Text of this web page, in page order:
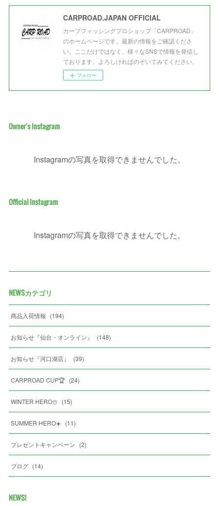
CARPROAD.JAPAN OFFICIAL
カープフィッシングプロショップ「CARPROAD」
のホームページです。最新の情報をご確認くださ
い。ここだけではなく、様々なSNSで情報を発信し
ております。よろしければのぞいてみてください。
フォロー
Owner's Instagram
Instagramの写真を取得できませんでした。
Official Instagram
Instagramの写真を取得できませんでした。
NEWSカテゴリ
商品入荷情報 (194)
お知らせ『仙台・オンライン』 (148)
お知らせ『河口湖店』 (39)
CARPROAD CUP🏆 (24)
WINTER HERO☃️ (15)
SUMMER HERO☀️ (11)
プレゼントキャンペーン (2)
ブログ (14)
NEWS!